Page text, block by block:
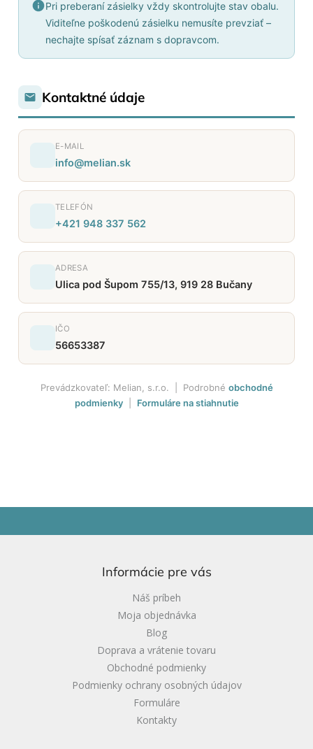
Pri preberaní zásielky vždy skontrolujte stav obalu.
Viditeľne poškodenú zásielku nemusíte prevziať –
nechajte spísať záznam s dopravcom.
Kontaktné údaje
E-MAIL
info@melian.sk
TELEFÓN
+421 948 337 562
ADRESA
Ulica pod Šupom 755/13, 919 28 Bučany
IČO
56653387
Prevádzkovateľ: Melian, s.r.o. | Podrobné obchodné
podmienky| Formuláre na stiahnutie
Informácie pre vás
Náš príbeh
Moja objednávka
Blog
Doprava a vrátenie tovaru
Obchodné podmienky
Podmienky ochrany osobných údajov
Formuláre
Kontakty